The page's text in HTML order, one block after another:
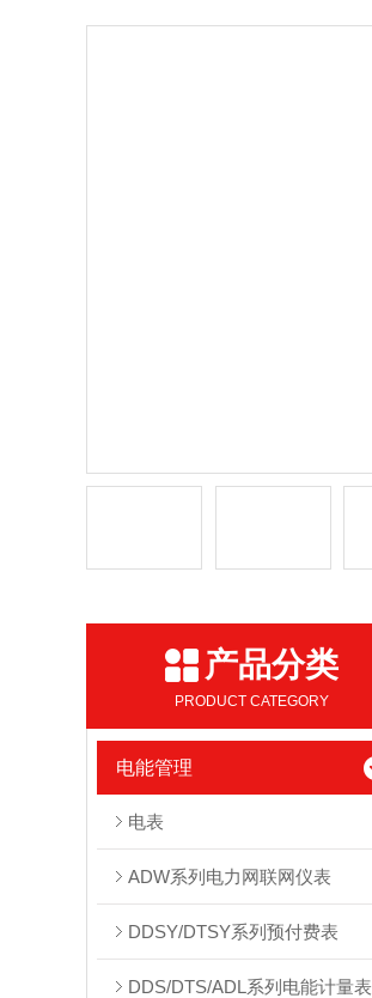
产品分类
PRODUCT CATEGORY
电能管理
电表
ADW系列电力网联网仪表
DDSY/DTSY系列预付费表
DDS/DTS/ADL系列电能计量表